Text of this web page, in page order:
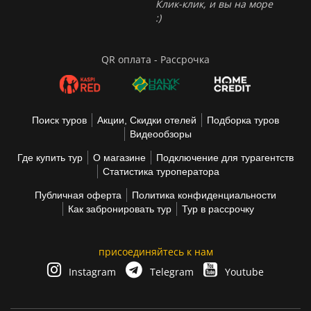
Клик-клик, и вы на море
:)
QR оплата - Рассрочка
Поиск туров Акции, Скидки отелей
Подборка туров
Видеообзоры
Где купить тур О магазине
Подключение для турагентств
Статистика туроператора
Публичная оферта
Политика конфиденциальности
Как забронировать тур
Тур в рассрочку
присоединяйтесь к нам
Instagram
Telegram Youtube